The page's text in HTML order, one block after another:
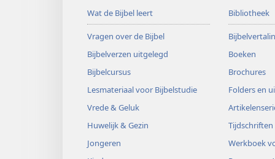
Wat de Bijbel leert
Vragen over de Bijbel
Bijbelverzen uitgelegd
Bijbelcursus
Lesmateriaal voor Bijbelstudie
Vrede & Geluk
Huwelijk & Gezin
Jongeren
Bibliotheek
Boeken
Brochures
Folders en
Tijdschriften
Werkboek